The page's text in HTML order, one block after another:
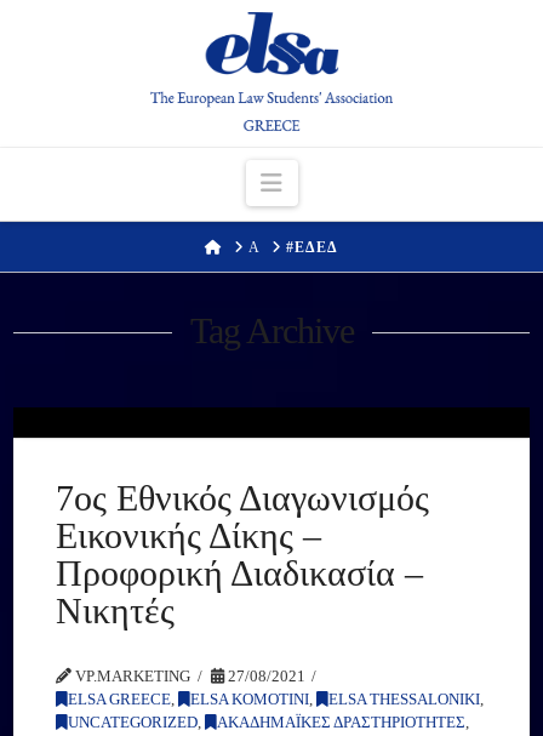
Navigation
HOME
Α #ΕΔΕΔ
Tag Archive
7ος Εθνικός Διαγωνισμός
Εικονικής Δίκης –
Προφορική Διαδικασία –
Νικητές
VP.MARKETING
27/08/2021
ELSA GREECE, ELSA KOMOTINI, ELSA THESSALONIKI,
UNCATEGORIZED, ΑΚΑΔΗΜΑΪΚΕΣ ΔΡΑΣΤΗΡΙΟΤΗΤΕΣ,